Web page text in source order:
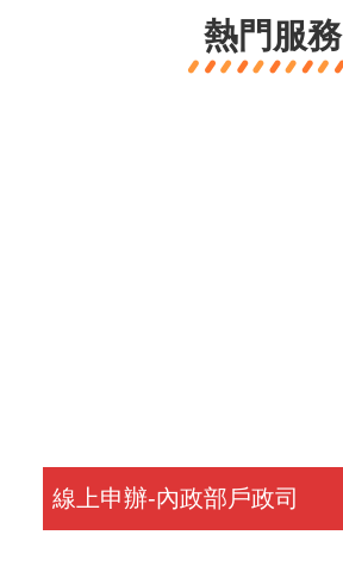
熱門服務
線上申辦-內政部戶政司